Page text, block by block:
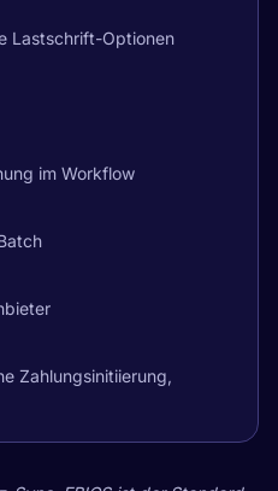
Lastschrift-Optionen
im Workflow
Zahlungsinitiierung,